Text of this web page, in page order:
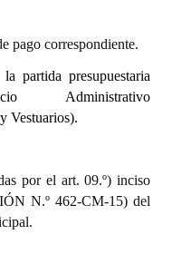
pago correspondiente.
partida presupuestaria
Administrativo
Vestuarios).
por el art. 09.º) inciso
N.º 462-CM-15) del